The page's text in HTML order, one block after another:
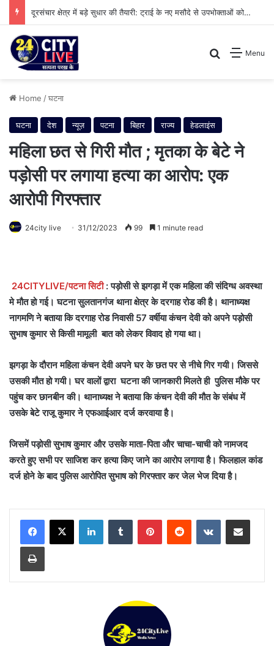
दूरसंचार क्षेत्र में बड़े सुधार की तैयारी: ट्राई के नए मसौदे से उपभोक्ताओं को मिलेगी बड़ी राहत
Menu
Search for
Home /घटना
घटना देश न्यूज़ पटना बिहार राज्य हेडलाइंस
महिला छत से गिरी मौत ; मृतका के बेटे ने
पड़ोसी पर लगाया हत्या का आरोप: एक
आरोपी गिरफ्तार
24city live 31/12/2023 99 1 minute read
24CITYLIVE/पटना सिटी : पड़ोसी से झगड़ा में एक महिला की संदिग्ध अवस्था
मे मौत हो गई। घटना सुलतानगंज थाना क्षेत्र के दरगाह रोड की है। थानाध्यक्ष
नागमणि ने बताया कि दरगाह रोड निवासी 57 वर्षीया कंचन देवी को अपने पड़ोसी
सुभाष कुमार से किसी मामूली बात को लेकर विवाद हो गया था।
झगड़ा के दौरान महिला कंचन देवी अपने घर के छत पर से नीचे गिर गयी। जिससे
उसकी मौत हो गयी। घर वालों द्वारा घटना की जानकारी मिलते ही पुलिस मौके पर
पहुंच कर छानबीन की। थानाध्यक्ष ने बताया कि कंचन देवी की मौत के संबंध में
उसके बेटे राजू कुमार ने एफआईआर दर्ज करवाया है।
जिसमें पड़ोसी सुभाष कुमार और उसके माता-पिता और चाचा-चाची को नामजद
करते हुए सभी पर साजिश कर हत्या किए जाने का आरोप लगाया है। फिलहाल कांड
दर्ज होने के बाद पुलिस आरोपित सुभाष को गिरफ्तार कर जेल भेज दिया है।
LinkedInTumblr PinterestReddit VKontakteShare via Email
Print